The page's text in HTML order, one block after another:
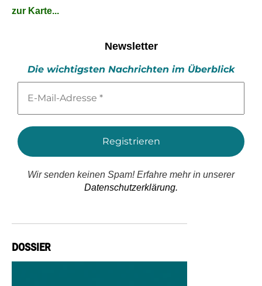
zur Karte...
Newsletter
Die wichtigsten Nachrichten im Überblick
Mail-
*
Wir senden keinen Spam! Erfahre mehr in unserer
Datenschutzerklärung.
DOSSIER